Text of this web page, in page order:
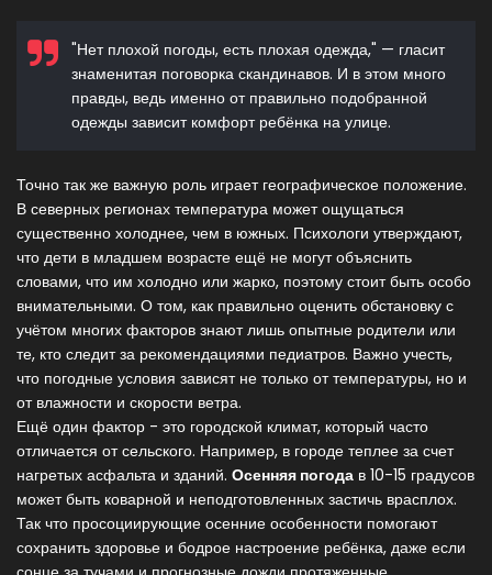
"Нет плохой погоды, есть плохая одежда," — гласит
знаменитая поговорка скандинавов. И в этом много
правды, ведь именно от правильно подобранной
одежды зависит комфорт ребёнка на улице.
Точно так же важную роль играет географическое положение.
В северных регионах температура может ощущаться
существенно холоднее, чем в южных. Психологи утверждают,
что дети в младшем возрасте ещё не могут объяснить
словами, что им холодно или жарко, поэтому стоит быть особо
внимательными. О том, как правильно оценить обстановку с
учётом многих факторов знают лишь опытные родители или
те, кто следит за рекомендациями педиатров. Важно учесть,
что погодные условия зависят не только от температуры, но и
от влажности и скорости ветра.
Ещё один фактор - это городской климат, который часто
отличается от сельского. Например, в городе теплее за счет
нагретых асфальта и зданий. Осенняя погода в 10-15 градусов
может быть коварной и неподготовленных застичь врасплох.
Так что просоциирующие осенние особенности помогают
сохранить здоровье и бодрое настроение ребёнка, даже если